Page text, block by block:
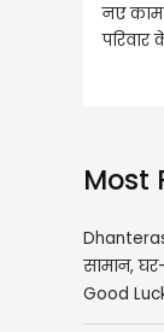
नए काम शुरू करने के
परिवार के साथ समय
Most
सामान,